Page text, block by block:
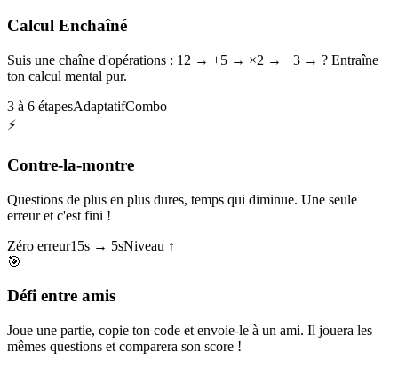
Calcul Enchaîné
Suis une chaîne d'opérations : 12 → +5 → ×2 → −3 → ? Entraîne
ton calcul mental pur.
3 à 6 étapesAdaptatifCombo
⚡
Contre-la-montre
Questions de plus en plus dures, temps qui diminue. Une seule
erreur et c'est fini !
Zéro erreur15s → 5sNiveau ↑
🎯
Défi entre amis
Joue une partie, copie ton code et envoie-le à un ami. Il jouera les
mêmes questions et comparera son score !